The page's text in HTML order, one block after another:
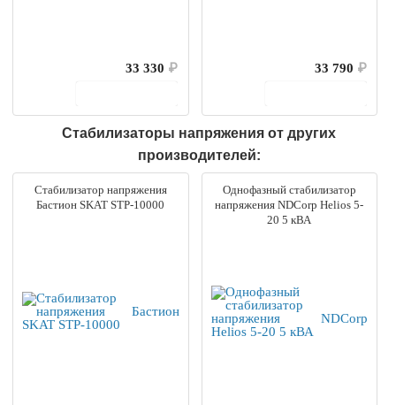
33 330 ₽
33 790 ₽
Стабилизаторы напряжения от других
производителей:
Стабилизатор напряжения
Бастион SKAT STP-10000
Однофазный стабилизатор
напряжения NDCorp Helios 5-
20 5 кВА